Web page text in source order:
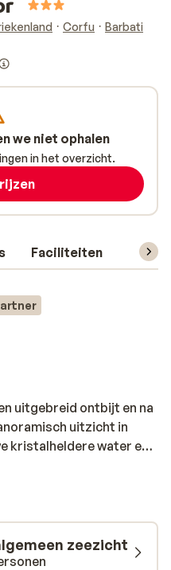
Corfu
Barbati
Faciliteiten
uitgebreid ontbijt en na
uitzicht in
kristalheldere water en
tijdens je
met ook weer dit
kun je een lekker kopje
je van elkaar en je
gezellige centrum is
zeezicht
we niet ophalen
in het overzicht.